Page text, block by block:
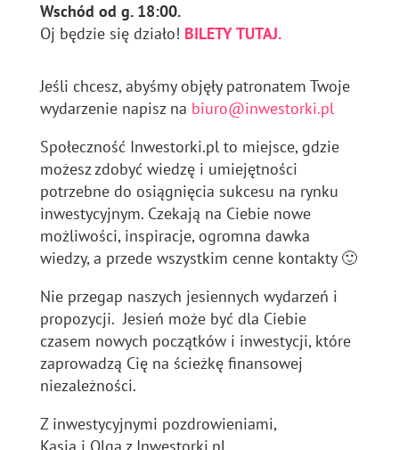
Wschód od g. 18:00.
Oj będzie się działo! BILETY TUTAJ.
Jeśli chcesz, abyśmy objęły patronatem Twoje
wydarzenie napisz na biuro@inwestorki.pl
Społeczność Inwestorki.pl to miejsce, gdzie
możesz zdobyć wiedzę i umiejętności
potrzebne do osiągnięcia sukcesu na rynku
inwestycyjnym. Czekają na Ciebie nowe
możliwości, inspiracje, ogromna dawka
wiedzy, a przede wszystkim cenne kontakty 🙂
Nie przegap naszych jesiennych wydarzeń i
propozycji. Jesień może być dla Ciebie
czasem nowych początków i inwestycji, które
zaprowadzą Cię na ścieżkę finansowej
niezależności.
Z inwestycyjnymi pozdrowieniami,